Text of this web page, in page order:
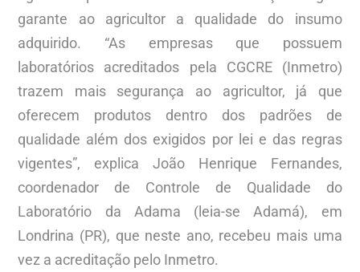
garante ao agricultor a qualidade do insumo
adquirido. “As empresas que possuem
laboratórios acreditados pela CGCRE (Inmetro)
trazem mais segurança ao agricultor, já que
oferecem produtos dentro dos padrões de
qualidade além dos exigidos por lei e das regras
vigentes”, explica João Henrique Fernandes,
coordenador de Controle de Qualidade do
Laboratório da Adama (leia-se Adamá), em
Londrina (PR), que neste ano, recebeu mais uma
vez a acreditação pelo Inmetro.